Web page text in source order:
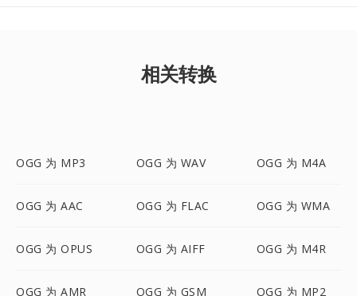
相关转换
OGG 为 MP3 OGG 为 WAV OGG 为 M4A
OGG 为 AAC OGG 为 FLAC OGG 为 WMA
OGG 为 OPUS OGG 为 AIFF OGG 为 M4R
OGG 为 AMR OGG 为 GSM OGG 为 MP2